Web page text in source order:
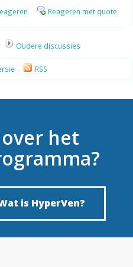
Reageren met quote
Oudere discussies
RSS
het
is HyperVen?